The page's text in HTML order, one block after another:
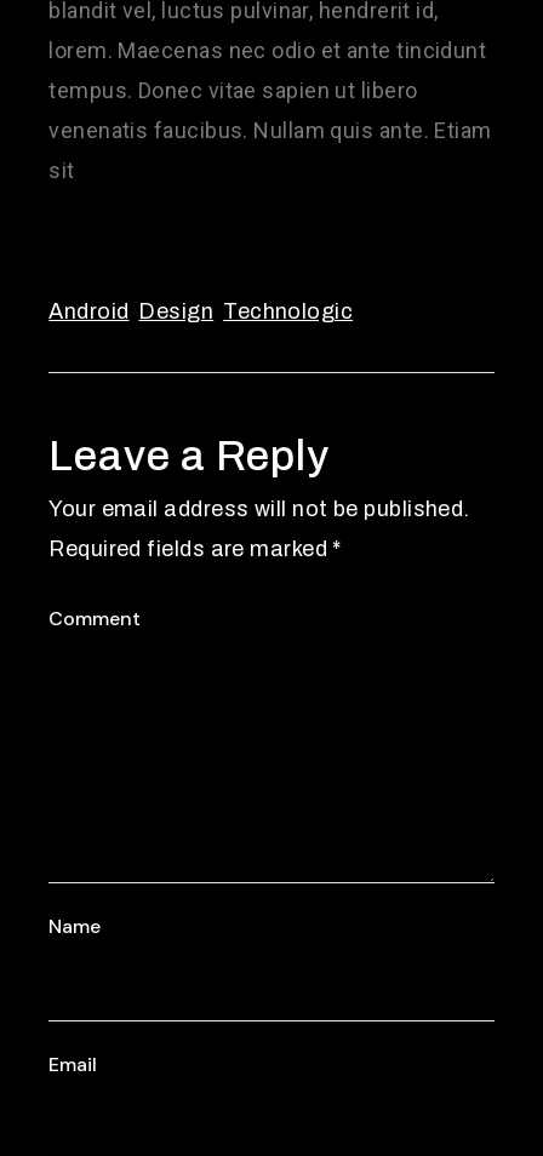
blandit vel, luctus pulvinar, hendrerit id,
lorem. Maecenas nec odio et ante tincidunt
tempus. Donec vitae sapien ut libero
venenatis faucibus. Nullam quis ante. Etiam
sit
Android Design Technologic
Leave a Reply
Your email address will not be published.
Required fields are marked *
Comment
Name
Email